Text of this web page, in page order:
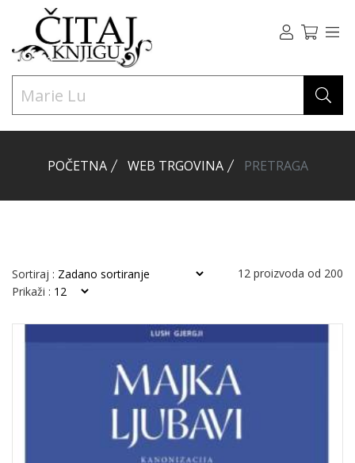
POČETNA WEB TRGOVINA PRETRAGA
Sortiraj : 12 proizvoda od 200
Prikaži :